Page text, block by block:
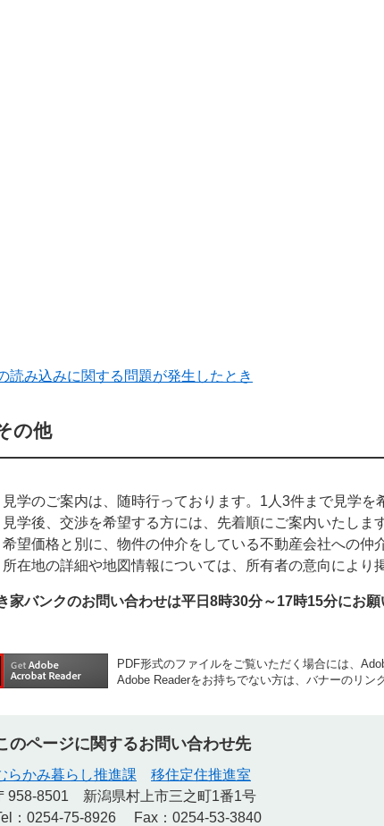
読み込みに関する問題が発生したとき
の他
見学のご案内は、随時行っております。1人3件まで見学を
見学後、交渉を希望する方には、先着順にご案内いたします
希望価格と別に、物件の仲介をしている不動産会社への仲
所在地の詳細や地図情報については、所有者の意向により
家バンクのお問い合わせは平日8時30分～17時15分にお願
PDF形式のファイルをご覧いただく場合には、
Adobe Readerをお持ちでない方は、バナーのリン
のページに関するお問い合わせ先
らかみ暮らし推進課
移住定住推進室
958-8501
新潟県村上市三之町1番1号
：0254-75‐8926
Fax：0254-53-3840